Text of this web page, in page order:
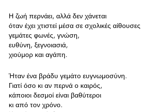
Η ζωή περνάει, αλλά δεν χάνεται
όταν έχει χτιστεί μέσα σε σχολικές αίθουσες
γεμάτες φωνές, γνώση,
ευθύνη, ξεγνοιασιά,
χιούμορ και αγάπη.
Ήταν ένα βράδυ γεμάτο ευγνωμοσύνη.
Γιατί όσο κι αν περνά ο καιρός,
κάποιοι δεσμοί είναι βαθύτεροι
κι από τον χρόνο.